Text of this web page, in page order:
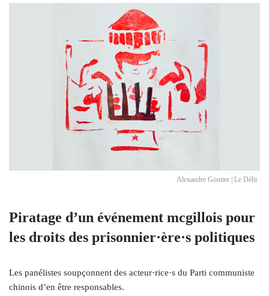
Alexandre Gontier | Le Délit
Piratage d’un événement mcgillois pour
les droits des prisonnier·ère·s politiques
Les panélistes soupçonnent des acteur·rice·s du Parti communiste
chinois d’en être responsables.